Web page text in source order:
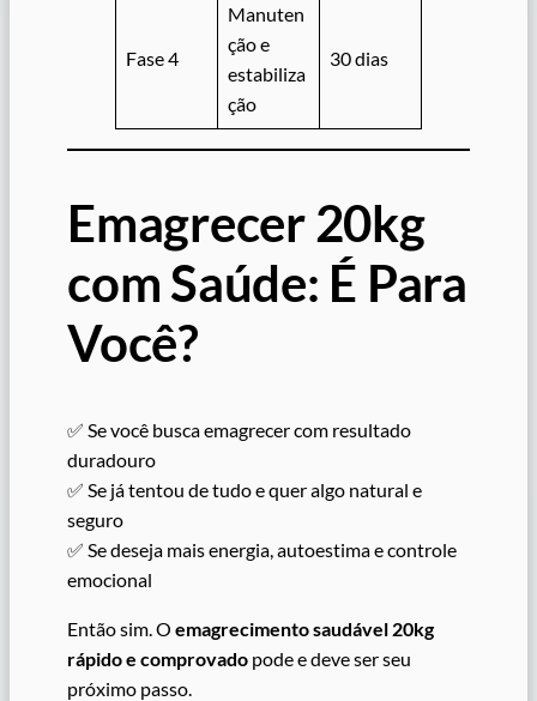
Fase 4
Manuten
ção e
estabiliza
ção
30 dias
Emagrecer 20kg
com Saúde: É Para
Você?
✅ Se você busca emagrecer com resultado
duradouro
✅ Se já tentou de tudo e quer algo natural e
seguro
✅ Se deseja mais energia, autoestima e controle
emocional
Então sim. O emagrecimento saudável 20kg
rápido e comprovado pode e deve ser seu
próximo passo.